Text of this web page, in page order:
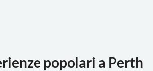
popolari a Perth